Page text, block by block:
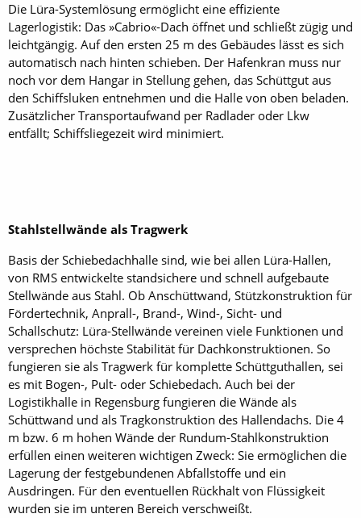
Die Lüra-Systemlösung ermöglicht eine effiziente
Lagerlogistik: Das »Cabrio«-Dach öffnet und schließt zügig und
leichtgängig. Auf den ersten 25 m des Gebäudes lässt es sich
automatisch nach hinten schieben. Der Hafenkran muss nur
noch vor dem Hangar in Stellung gehen, das Schüttgut aus
den Schiffsluken entnehmen und die Halle von oben beladen.
Zusätzlicher Transportaufwand per Radlader oder Lkw
entfällt; Schiffsliegezeit wird minimiert.
Stahlstellwände als Tragwerk
Basis der Schiebedachhalle sind, wie bei allen Lüra-Hallen,
von RMS entwickelte standsichere und schnell aufgebaute
Stellwände aus Stahl. Ob Anschüttwand, Stützkonstruktion für
Fördertechnik, Anprall-, Brand-, Wind-, Sicht- und
Schallschutz: Lüra-Stellwände vereinen viele Funktionen und
versprechen höchste Stabilität für Dachkonstruktionen. So
fungieren sie als Tragwerk für komplette Schüttguthallen, sei
es mit Bogen-, Pult- oder Schiebedach. Auch bei der
Logistikhalle in Regensburg fungieren die Wände als
Schüttwand und als Tragkonstruktion des Hallendachs. Die 4
m bzw. 6 m hohen Wände der Rundum-Stahlkonstruktion
erfüllen einen weiteren wichtigen Zweck: Sie ermöglichen die
Lagerung der festgebundenen Abfallstoffe und ein
Ausdringen. Für den eventuellen Rückhalt von Flüssigkeit
wurden sie im unteren Bereich verschweißt.